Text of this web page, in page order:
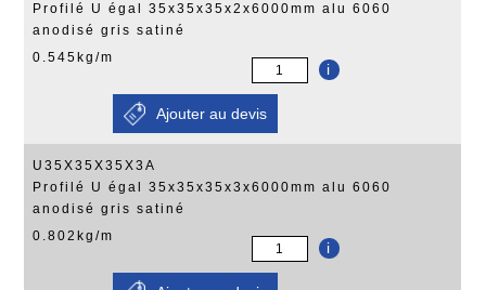
Profilé U égal 35x35x35x2x6000mm alu 6060
anodisé gris satiné
0.545kg/m
i
U35X35X35X3A
Profilé U égal 35x35x35x3x6000mm alu 6060
anodisé gris satiné
0.802kg/m
i